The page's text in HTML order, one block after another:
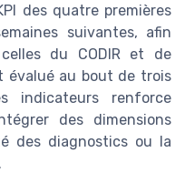
des quatre premières
suivantes, afin
du CODIR et de
évalué au bout de trois
indicateurs renforce
des dimensions
des diagnostics ou la